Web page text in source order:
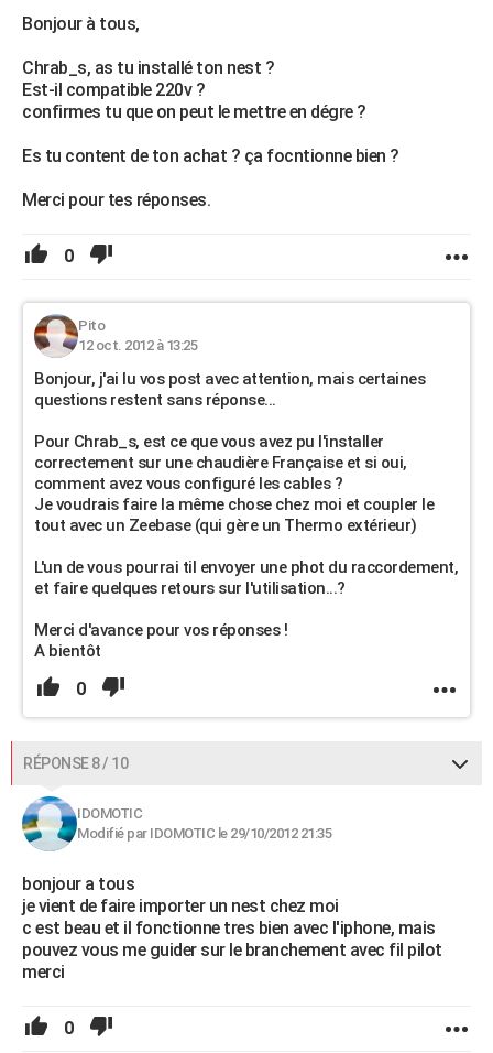
Bonjour à tous,
Chrab_s, as tu installé ton nest ?
Est-il compatible 220v ?
confirmes tu que on peut le mettre en dégre ?
Es tu content de ton achat ? ça focntionne bien ?
Merci pour tes réponses.
0
Pito
12 oct. 2012 à 13:25
Bonjour, j'ai lu vos post avec attention, mais certaines
questions restent sans réponse...
Pour Chrab_s, est ce que vous avez pu l'installer
correctement sur une chaudière Française et si oui,
comment avez vous configuré les cables ?
Je voudrais faire la même chose chez moi et coupler le
tout avec un Zeebase (qui gère un Thermo extérieur)
L'un de vous pourrai til envoyer une phot du raccordement,
et faire quelques retours sur l'utilisation...?
Merci d'avance pour vos réponses !
A bientôt
0
RÉPONSE 8 / 10
IDOMOTIC
Modifié par IDOMOTIC le 29/10/2012 21:35
bonjour a tous
je vient de faire importer un nest chez moi
c est beau et il fonctionne tres bien avec l'iphone, mais
pouvez vous me guider sur le branchement avec fil pilot
merci
0